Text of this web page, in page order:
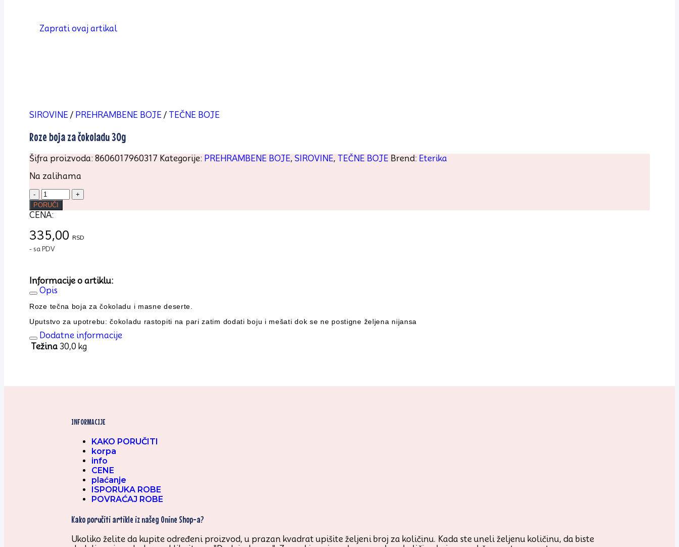
Zaprati ovaj artikal
SIROVINE / PREHRAMBENE BOJE / TEČNE BOJE
Roze boja za čokoladu 30g
Šifra proizvoda: 8606017960317 Kategorije: PREHRAMBENE BOJE, SIROVINE, TEČNE BOJE Brend: Eterika
Na zalihama
Roze
boja
za
30g
količina
PORUČI
CENA:
335,00 RSD
- sa PDV
Informacije o artiklu:
Opis
Roze tečna boja za čokoladu i masne deserte.
Uputstvo za upotrebu: čokoladu rastopiti na pari zatim dodati boju i mešati dok se ne postigne željena nijansa
Dodatne informacije
Težina 30,0 kg
INFORMACIJE
KAKO PORUČITI
korpa
info
CENE
plaćanje
ISPORUKA ROBE
POVRAĆAJ ROBE
Kako poručiti artikle iz našeg Onine Shop-a?
Ukoliko želite da kupite određeni proizvod, u prazan kvadrat upišite željeni broj za količinu. Kada ste uneli željenu količinu, da biste